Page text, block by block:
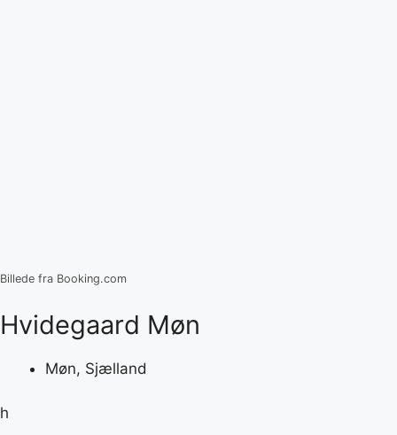
Billede fra Booking.com
Hvidegaard Møn
Møn, Sjælland
h